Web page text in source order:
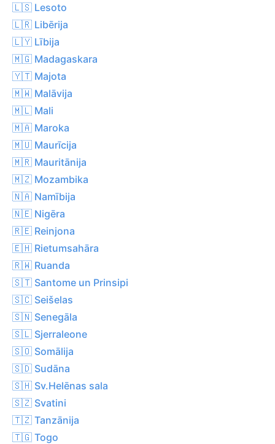
🇱🇸 Lesoto
🇱🇷 Libērija
🇱🇾 Lībija
🇲🇬 Madagaskara
🇾🇹 Majota
🇲🇼 Malāvija
🇲🇱 Mali
🇲🇦 Maroka
🇲🇺 Maurīcija
🇲🇷 Mauritānija
🇲🇿 Mozambika
🇳🇦 Namībija
🇳🇪 Nigēra
🇷🇪 Reinjona
🇪🇭 Rietumsahāra
🇷🇼 Ruanda
🇸🇹 Santome un Prinsipi
🇸🇨 Seišelas
🇸🇳 Senegāla
🇸🇱 Sjerraleone
🇸🇴 Somālija
🇸🇩 Sudāna
🇸🇭 Sv.Helēnas sala
🇸🇿 Svatini
🇹🇿 Tanzānija
🇹🇬 Togo